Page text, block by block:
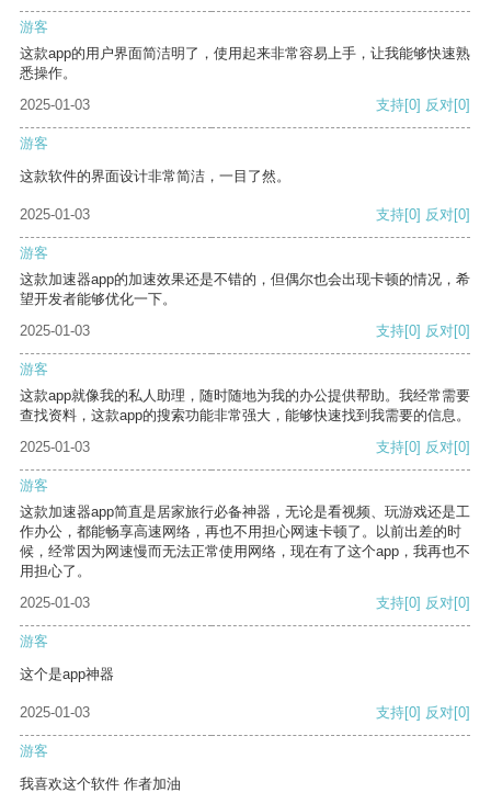
游客
这款app的用户界面简洁明了，使用起来非常容易上手，让我能够快速熟
悉操作。
2025-01-03
支持[0] 反对[0]
游客
这款软件的界面设计非常简洁，一目了然。
2025-01-03 支持[0] 反对[0]
游客
这款加速器app的加速效果还是不错的，但偶尔也会出现卡顿的情况，希
望开发者能够优化一下。
2025-01-03
支持[0] 反对[0]
游客
这款app就像我的私人助理，随时随地为我的办公提供帮助。我经常需要
查找资料，这款app的搜索功能非常强大，能够快速找到我需要的信息。
2025-01-03
支持[0] 反对[0]
游客
这款加速器app简直是居家旅行必备神器，无论是看视频、玩游戏还是工
作办公，都能畅享高速网络，再也不用担心网速卡顿了。以前出差的时
候，经常因为网速慢而无法正常使用网络，现在有了这个app，我再也不
用担心了。
2025-01-03
支持[0] 反对[0]
游客
这个是app神器
2025-01-03 支持[0] 反对[0]
游客
我喜欢这个软件 作者加油